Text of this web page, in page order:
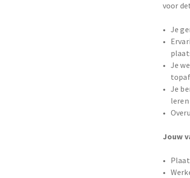
voor
Je
Je
Je
leren
Jouw